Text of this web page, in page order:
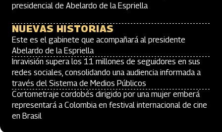
presidencial de Abelardo de la Espriella
NUEVAS HISTORIAS
Este es el gabinete que acompañará al presidente
Abelardo de la Espriella
Inravisión supera los 11 millones de seguidores en sus
redes sociales, consolidando una audiencia informada a
través del Sistema de Medios Públicos
Cortometraje cordobés dirigido por una mujer emberá
representará a Colombia en festival internacional de cine
en Brasil